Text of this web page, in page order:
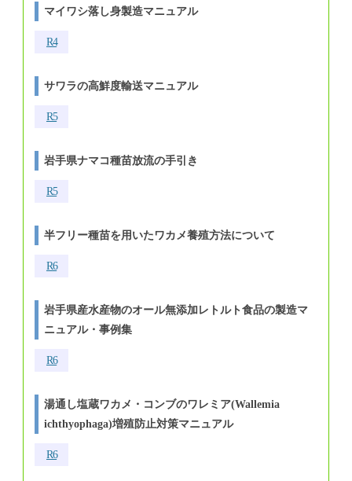
マイワシ落し身製造マニュアル
R4
サワラの高鮮度輸送マニュアル
R5
岩手県ナマコ種苗放流の手引き
R5
半フリー種苗を用いたワカメ養殖方法について
R6
岩手県産水産物のオール無添加レトルト食品の製造マ
ニュアル・事例集
R6
湯通し塩蔵ワカメ・コンブのワレミア(Wallemia
ichthyophaga)増殖防止対策マニュアル
R6